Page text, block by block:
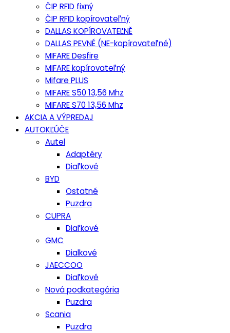
ČIP RFID fixný
ČIP RFID kopírovateľný
DALLAS KOPÍROVATEĽNĚ
DALLAS PEVNÉ (NE-kopírovateľné)
MIFARE Desfire
MIFARE kopírovateľný
Mifare PLUS
MIFARE S50 13,56 Mhz
MIFARE S70 13,56 Mhz
AKCIA A VÝPREDAJ
AUTOKĽÚČE
Autel
Adaptéry
Diaľkové
BYD
Ostatné
Puzdra
CUPRA
Diaľkové
GMC
Dialkové
JAECCOO
Diaľkové
Nová podkategória
Puzdra
Scania
Puzdra